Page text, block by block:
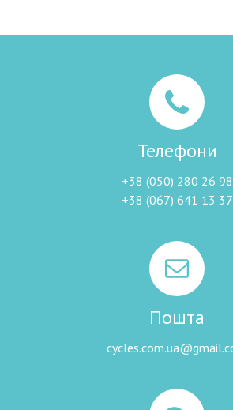
Телефони
+38 (050) 280 26 98
+38 (067) 641 13 37
Пошта